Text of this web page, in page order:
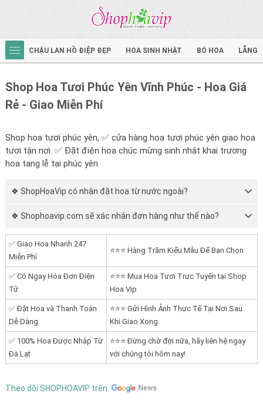
CHẬU LAN HỒ ĐIỆP ĐẸP HOA SINH NHẬT BÓ HOA LẴNG
Shop Hoa Tươi Phúc Yên Vĩnh Phúc - Hoa Giá
Rẻ - Giao Miễn Phí
Shop hoa tươi phúc yên, ✅ cửa hàng hoa tươi phúc yên giao hoa
tươi tận nơi. ✅ Đặt điện hoa chúc mừng sinh nhật khai trương
hoa tang lễ tại phúc yên
❖ ShopHoaVip có nhận đặt hoa từ nước ngoài?
❖ Shophoavip.com sẽ xác nhận đơn hàng như thế nào?
✅ Giao Hoa Nhanh 247
Miễn Phí
⭐⭐⭐ Hàng Trăm Kiểu Mẫu Để Bạn Chọn
✅ Có Ngay Hóa Đơn Điện
Tử
⭐⭐⭐ Mua Hoa Tươi Trực Tuyến tại Shop
Hoa Vip
✅ Đặt Hoa và Thanh Toán
Dễ Dàng
⭐⭐⭐ Gửi Hình Ảnh Thực Tế Tại Nơi Sau
Khi Giao Xong
✅ 100% Hoa Được Nhập Từ
Đà Lạt
⭐⭐⭐ Đừng chờ đợi nữa, hãy liên hệ ngay
với chúng tôi hôm nay!
Theo dõi SHOPHOAVIP trên